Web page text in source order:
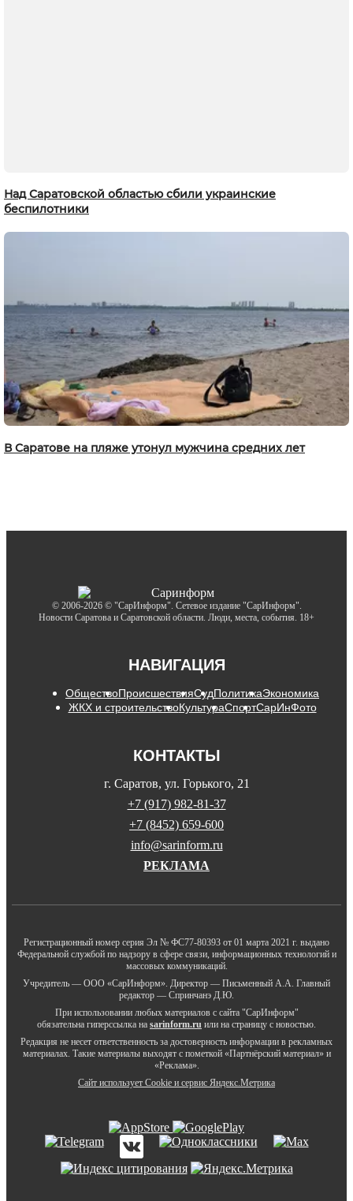
Над Саратовской областью сбили украинские
беспилотники
В Саратове на пляже утонул мужчина средних лет
© 2006-2026 © "СарИнформ". Сетевое издание "СарИнформ".
Новости Саратова и Саратовской области. Люди, места, события. 18+
НАВИГАЦИЯ
ОбществоПроисшествияСудПолитикаЭкономика
ЖКХ и строительствоКультураСпортСарИнФото
КОНТАКТЫ
г. Саратов, ул. Горького, 21
+7 (917) 982-81-37
+7 (8452) 659-600
info@sarinform.ru
РЕКЛАМА
Регистрационный номер серия Эл № ФС77-80393 от 01 марта 2021 г. выдано
Федеральной службой по надзору в сфере связи, информационных технологий и
массовых коммуникаций.
Учредитель — ООО «СарИнформ». Директор — Письменный А.А. Главный
редактор — Спринчанэ Д.Ю.
При использовании любых материалов с сайта "СарИнформ"
обязательна гиперссылка на sarinform.ru или на страницу с новостью.
Редакция не несет ответственность за достоверность информации в рекламных
материалах. Такие материалы выходят с пометкой «Партнёрский материал» и
«Реклама».
Сайт использует Cookie и сервиc Яндекс.Метрика